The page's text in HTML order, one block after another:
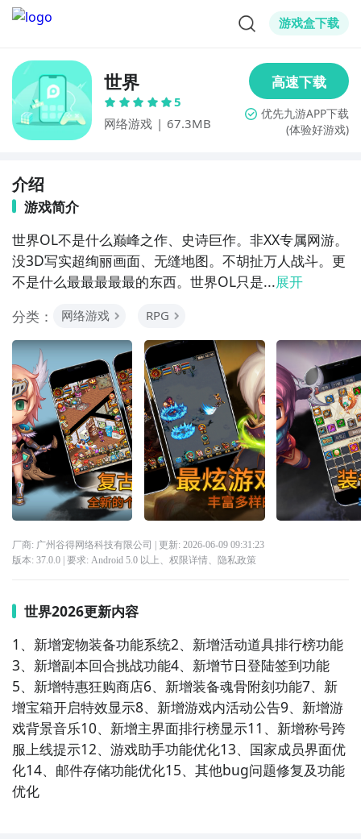
游戏盒下载
世界
5
网络游戏 | 67.3MB (体验好游戏)
介绍
游戏简介
世界OL不是什么巅峰之作、史诗巨作。非XX专属网游。
没3D写实超绚丽画面、无缝地图。不胡扯万人战斗。更
不是什么最最最最最的东西。世界OL只是...展开
分类：
网络游戏 RPG
厂商: 广州谷得网络科技有限公司 | 更新: 2026-06-09 09:31:23
版本: 37.0.0| 要求: Android 5.0 以上、 权限详情、 隐私政策
世界2026更新内容
1、新增宠物装备功能系统2、新增活动道具排行榜功能
3、新增副本回合挑战功能4、新增节日登陆签到功能
5、新增特惠狂购商店6、新增装备魂骨附刻功能7、新
增宝箱开启特效显示8、新增游戏内活动公告9、新增游
戏背景音乐10、新增主界面排行榜显示11、新增称号跨
服上线提示12、游戏助手功能优化13、国家成员界面优
化14、邮件存储功能优化15、其他bug问题修复及功能
优化